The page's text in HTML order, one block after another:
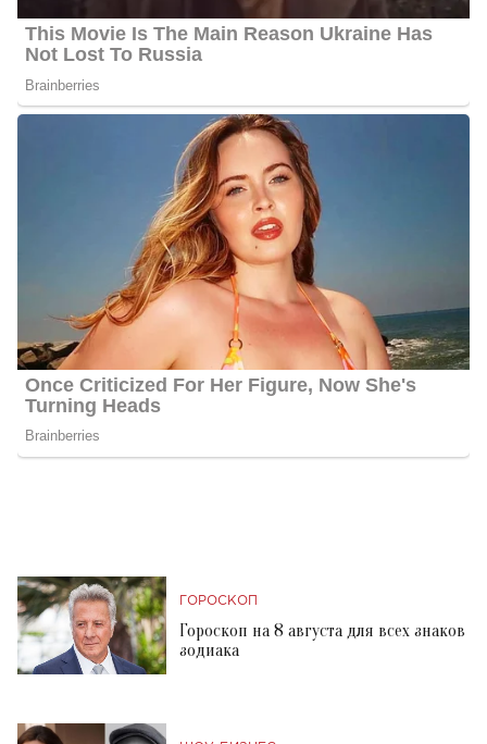
ГОРОСКОП
Гороскоп на 8 августа для всех знаков
зодиака